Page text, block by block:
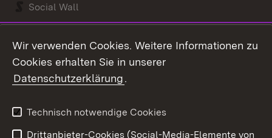
Social Wall
Kontakt
Barrierefreiheit
Wir verwenden Cookies. Weitere Informationen zu
Cookies erhalten Sie in unserer
Datenschutzerklärung.
Technisch notwendige Cookies
Drittanbieter-Cookies (Social-Media-Elemente von